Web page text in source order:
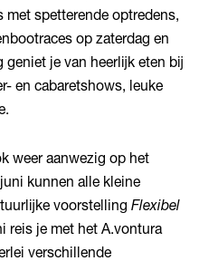
spetterende optredens,
op zaterdag en
je van heerlijk eten bij
en cabaretshows, leuke
weer aanwezig op het
kunnen alle kleine
voorstelling Flexibel
reis je met het A.vontura
verschillende